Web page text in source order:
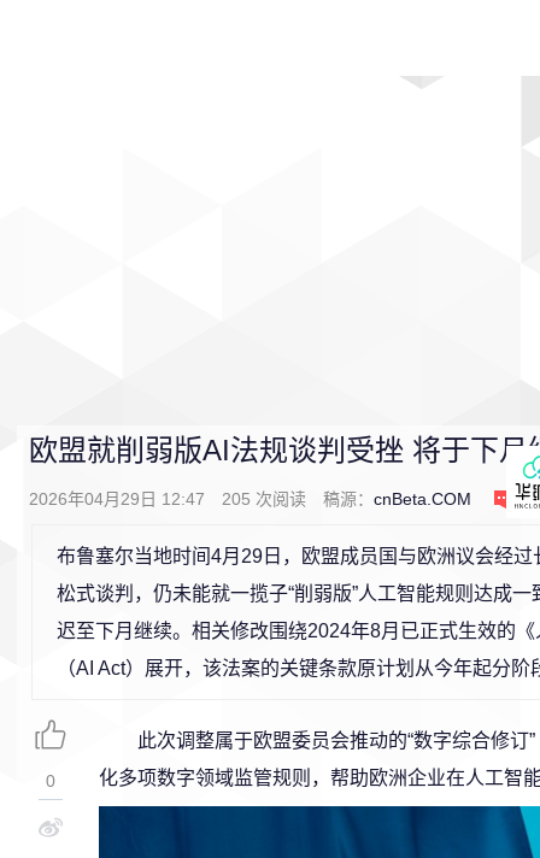
欧盟就削弱版AI法规谈判受挫 将于下月
2026年04月29日 12:47 205 次阅读 稿源： cnBeta.COM 0
布鲁塞尔当地时间4月29日，欧盟成员国与欧洲议会经过
松式谈判，仍未能就一揽子“削弱版”人工智能规则达成
迟至下月继续。相关修改围绕2024年8月已正式生效的
（AI Act）展开，该法案的关键条款原计划从今年起分阶
此次调整属于欧盟委员会推动的“数字综合修
化多项数字领域监管规则，帮助欧洲企业在人工智
0